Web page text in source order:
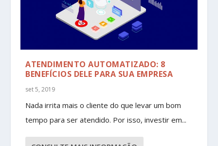
ATENDIMENTO AUTOMATIZADO: 8
BENEFÍCIOS DELE PARA SUA EMPRESA
set 5, 2019
Nada irrita mais o cliente do que levar um bom
tempo para ser atendido. Por isso, investir em...